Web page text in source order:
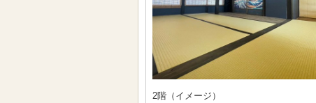
2階（イメージ）